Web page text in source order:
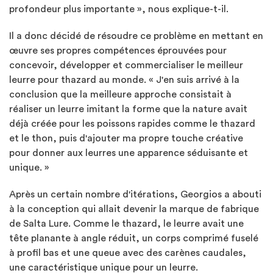
profondeur plus importante », nous explique-t-il.
Il a donc décidé de résoudre ce problème en mettant en
œuvre ses propres compétences éprouvées pour
concevoir, développer et commercialiser le meilleur
leurre pour thazard au monde. « J'en suis arrivé à la
conclusion que la meilleure approche consistait à
réaliser un leurre imitant la forme que la nature avait
déjà créée pour les poissons rapides comme le thazard
et le thon, puis d'ajouter ma propre touche créative
pour donner aux leurres une apparence séduisante et
unique. »
Après un certain nombre d'itérations, Georgios a abouti
à la conception qui allait devenir la marque de fabrique
de Salta Lure. Comme le thazard, le leurre avait une
tête planante à angle réduit, un corps comprimé fuselé
à profil bas et une queue avec des carènes caudales,
une caractéristique unique pour un leurre.